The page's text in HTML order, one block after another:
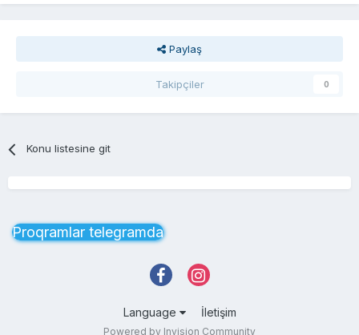
Paylaş
Takipçiler 0
Konu listesine git
Proqramlar telegramda
Language İletişim
Powered by Invision Community